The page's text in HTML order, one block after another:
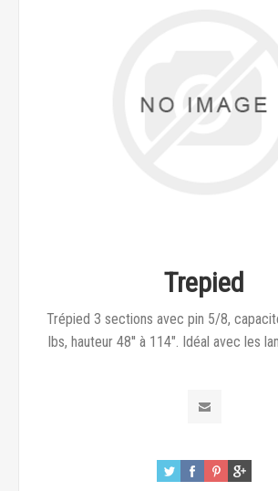
Trepied
Trépied 3 sections avec pin 5/8,
lbs, hauteur 48'' à 114". Idéal avec les